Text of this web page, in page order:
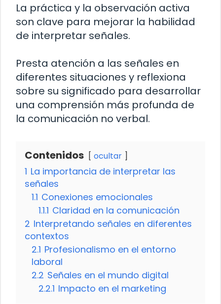
La práctica y la observación activa
son clave para mejorar la habilidad
de interpretar señales.
Presta atención a las señales en
diferentes situaciones y reflexiona
sobre su significado para desarrollar
una comprensión más profunda de
la comunicación no verbal.
Contenidos ocultar
1 La importancia de interpretar las
señales
1.1 Conexiones emocionales
1.1.1 Claridad en la comunicación
2 Interpretando señales en diferentes
contextos
2.1 Profesionalismo en el entorno
laboral
2.2 Señales en el mundo digital
2.2.1 Impacto en el marketing